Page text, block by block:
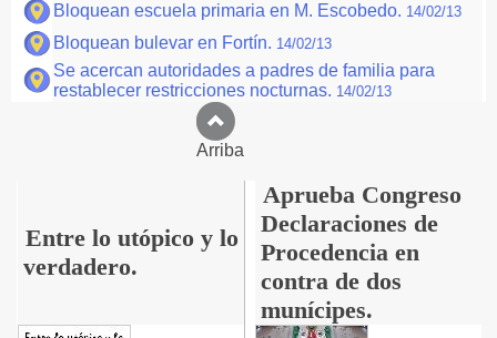
Bloquean escuela primaria en M. Escobedo. 14/02/13
Bloquean bulevar en Fortín. 14/02/13
Se acercan autoridades a padres de familia para
restablecer restricciones nocturnas. 14/02/13
Arriba
Entre lo utópico y lo
verdadero.
Aprueba Congreso
Declaraciones de
Procedencia en
contra de dos
munícipes.